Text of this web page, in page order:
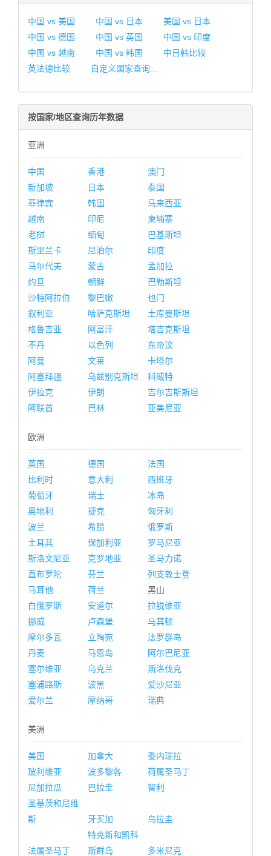
中国 vs 美国 中国 vs 日本
美国 vs 日本
中国 vs 德国
中国 vs 英国
中国 vs 印度
中国 vs 越南
中国 vs 韩国
中日韩比较
英法德比较
自定义国家查询...
按国家/地区查询历年数据
亚洲
中国 香港
澳门
新加坡
日本
泰国
菲律宾
韩国
马来西亚
越南
印尼
柬埔寨
老挝
缅甸
巴基斯坦
斯里兰卡
尼泊尔
印度
马尔代夫
蒙古
孟加拉
约旦
朝鲜
巴勒斯坦
沙特阿拉伯
黎巴嫩
也门
叙利亚
哈萨克斯坦
土库曼斯坦
格鲁吉亚
阿富汗
塔吉克斯坦
不丹
以色列
东帝汶
阿曼
文莱
卡塔尔
阿塞拜疆
乌兹别克斯坦
科威特
伊拉克
伊朗
吉尔吉斯斯坦
阿联酋
巴林 亚美尼亚
欧洲
英国 德国
法国
比利时
意大利
西班牙
葡萄牙
瑞士
冰岛
奥地利
捷克
匈牙利
波兰
希腊
俄罗斯
土耳其
保加利亚
罗马尼亚
斯洛文尼亚
克罗地亚
圣马力诺
直布罗陀
芬兰
列支敦士登
马耳他
荷兰
黑山
白俄罗斯
安道尔
拉脱维亚
挪威
卢森堡
马其顿
摩尔多瓦
立陶宛
法罗群岛
丹麦
马恩岛
阿尔巴尼亚
塞尔维亚
乌克兰
斯洛伐克
塞浦路斯
波黑
爱沙尼亚
爱尔兰
摩纳哥 瑞典
美洲
美国 加拿大
委内瑞拉
玻利维亚
波多黎各
荷属圣马丁
尼加拉瓜
巴拉圭
智利
圣基茨和尼维
斯
牙买加 乌拉圭
法属圣马丁
特克斯和凯科
斯群岛
多米尼克